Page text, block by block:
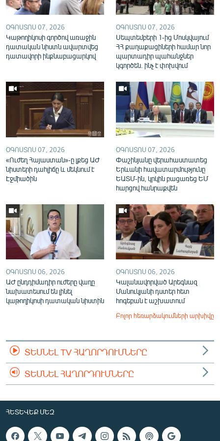
English
Русский
ՀԵՏԵՎԵՔ ՄԵԶ
«Ազատության» բոլոր կայքերը
ՕԳՈՍՏՈՍ 07, 2026
Կաթողիկոսի գործով առաջին
դատական նիստն ավարտվեց
դատավորի ինքնաբացարկով
ՕԳՈՍՏՈՍ 07, 2026
Սեպտեմբերի 1-ից Մոսկվայում
ՀՀ քաղաքացիների համար նոր
պարտադիր պահանջներ
կգործեն. ինչ է փոխվում
ՕԳՈՍՏՈՍ 07, 2026
«Ուժեղ Հայաստան»-ը լքեց ԱԺ
նիստերի դահլիճը և մեկնում է
Էջմիածին
ՕԳՈՍՏՈՍ 07, 2026
Փաշինյանը վերահաստատեց
Երևանի հավատարմությունը
ԵԱՏՄ-ին, կրկին բացառեց ԵՄ
հարցով հանրաքվեն
ՕԳՈՍՏՈՍ 06, 2026
ԱԺ ընդդիմադիր ուժերը վաղը
նախատեսում են լինել
կաթողիկոսի դատական նիստին
ՕԳՈՍՏՈՍ 06, 2026
Կալանավորված Արեգնազ
Մանուկյանի դստեր հետ
հոգեբան է աշխատում
Բոլոր հեռարձակումների արխիվը
ՏԵՍՆԵԼ TV ՀԱՂՈՐԴՈՒՄՆԵՐԸ
ՏԵՍՆԵԼ ՀԱՂՈՐԴՈՒՄՆԵՐԸ
ՀԵՏԵՎԵՔ ՄԵԶ